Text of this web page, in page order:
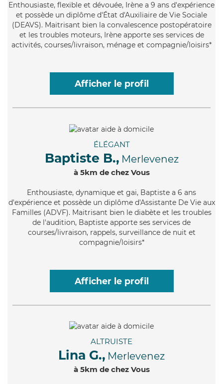
Enthousiaste, flexible et dévouée, Irène a 9 ans d'expérience
et possède un diplôme d'État d'Auxiliaire de Vie Sociale
(DEAVS). Maitrisant bien la convalescence postopératoire
et les troubles moteurs, Irène apporte ses services de
activités, courses/livraison, ménage et compagnie/loisirs*
Afficher le profil
ÉLÉGANT
Baptiste B., Merlevenez
à 5km de chez Vous
Enthousiaste, dynamique et gai, Baptiste a 6 ans
d'expérience et possède un diplôme d'Assistante De Vie aux
Familles (ADVF). Maitrisant bien le diabète et les troubles
de l'audition, Baptiste apporte ses services de
courses/livraison, rappels, surveillance de nuit et
compagnie/loisirs*
Afficher le profil
ALTRUISTE
Lina G., Merlevenez
à 5km de chez Vous